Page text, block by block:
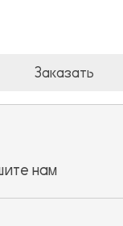
Заказать
нам